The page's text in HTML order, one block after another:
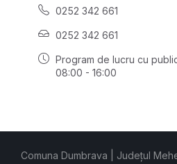
0252 342 661
0252 342 661
Program de lucru cu
08:00 - 16:00
Comuna Dumbrava | Județul